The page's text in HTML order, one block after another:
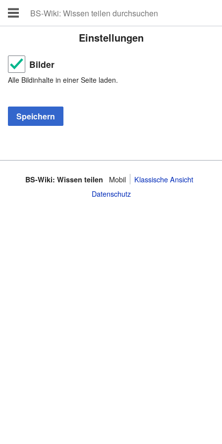
Einstellungen
Bilder
Alle Bildinhalte in einer Seite laden.
BS-Wiki: Wissen teilen Mobil
Klassische Ansicht
Datenschutz